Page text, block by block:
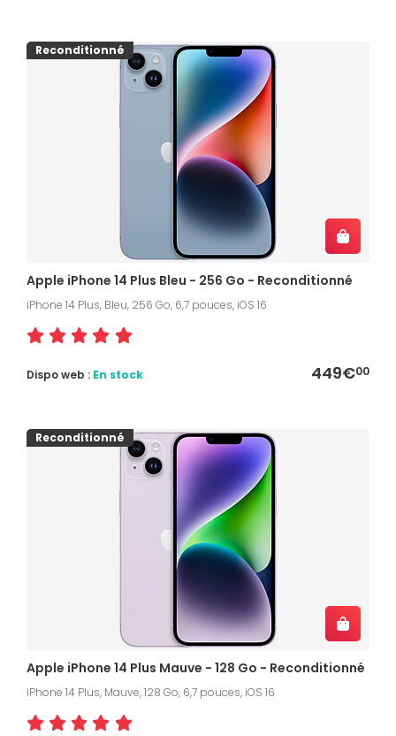
Reconditionné
Apple iPhone 14 Plus Bleu - 256 Go - Reconditionné
iPhone 14 Plus, Bleu, 256 Go, 6,7 pouces, iOS 16
449€00
Dispo web : En stock
Reconditionné
Apple iPhone 14 Plus Mauve - 128 Go - Reconditionné
iPhone 14 Plus, Mauve, 128 Go, 6,7 pouces, iOS 16